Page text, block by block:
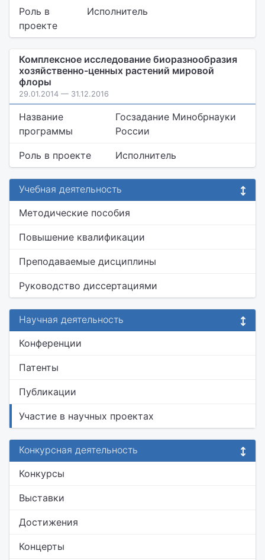
Роль в
проекте
Исполнитель
Комплексное исследование биоразнообразия
хозяйственно-ценных растений мировой
флоры
29.01.2014 — 31.12.2016
Название
программы
Госзадание Минобрнауки
России
Роль в проекте Исполнитель
Учебная деятельность
Методические пособия
Повышение квалификации
Преподаваемые дисциплины
Руководство диссертациями
Научная деятельность
Конференции
Патенты
Публикации
Участие в научных проектах
Конкурсная деятельность
Конкурсы
Выставки
Достижения
Концерты